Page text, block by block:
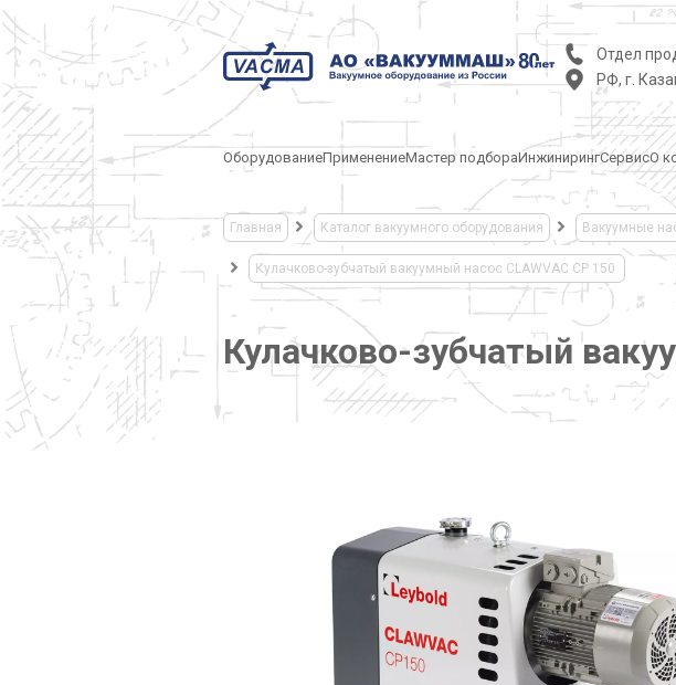
Отдел
РФ, г.
ОборудованиеПрименениеМастер подбораИнжинирингСервисО
Главная Каталог вакуумного оборудования Вакуумные
Кулачково-зубчатый вакуумный насос CLAWVAC CP 150
Кулачково-зубчатый